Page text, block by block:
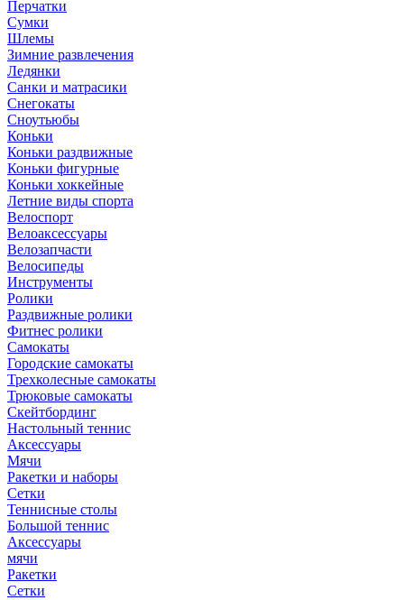
Перчатки
Сумки
Шлемы
Зимние развлечения
Ледянки
Санки и матрасики
Снегокаты
Сноутьюбы
Коньки
Коньки раздвижные
Коньки фигурные
Коньки хоккейные
Летние виды спорта
Велоспорт
Велоаксессуары
Велозапчасти
Велосипеды
Инструменты
Ролики
Раздвижные ролики
Фитнес ролики
Самокаты
Городские самокаты
Трехколесные самокаты
Трюковые самокаты
Скейтбординг
Настольный теннис
Аксессуары
Мячи
Ракетки и наборы
Сетки
Теннисные столы
Большой теннис
Аксессуары
мячи
Ракетки
Сетки